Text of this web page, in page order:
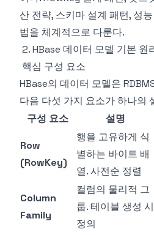
산 전략, 스키마 설계 패턴, 성
법을 체계적으로 다룬다.
2. HBase 데이터 모델 기본 원
핵심 구성 요소
HBase의 데이터 모델은
다음 다섯 가지 요소가 하나의
구성 요소
설명
Row
(RowKey)
행을 고유하게 식
별하는 바이트 배
열. 사전순 정렬
Column
Family
컬럼의 물리적 그
룹. 테이블 생성 시
정의